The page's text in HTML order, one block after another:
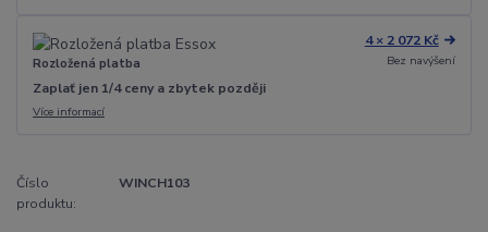
Rozložená platba
4 × 2 072 Kč
Bez navýšení
Zaplať jen 1/4 ceny a zbytek později
Více informací
Číslo
produktu:
WINCH103